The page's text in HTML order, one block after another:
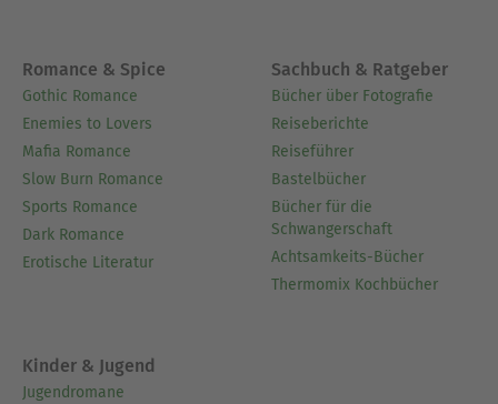
dabei unterstützen, nicht nur für die Prüfung zu
lernen, sondern das betriebswirtschaftliche
Denken wirklich zu verstehen.
Ausblenden
Romance & Spice
Gothic Romance
Enemies to Lovers
Mafia Romance
Slow Burn Romance
Sports Romance
Dark Romance
Erotische Literatur
Sachbuch & Ratgeber
Bücher über Fotografie
Reiseberichte
Reiseführer
Bastelbücher
Bücher für die
Schwangerschaft
Achtsamkeits-Bücher
Thermomix Kochbücher
Kinder & Jugend
Jugendromane